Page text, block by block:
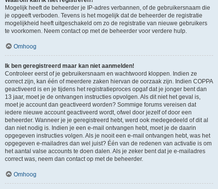
Mogelijk heeft de beheerder je IP-adres verbannen, of de gebruikersnaam die
je opgeeft verboden. Tevens is het mogelijk dat de beheerder de registratie
mogelijkheid heeft uitgeschakeld om zo de registratie van nieuwe gebruikers
te voorkomen. Neem contact op met de beheerder voor verdere hulp.
Omhoog
Ik ben geregistreerd maar kan niet aanmelden!
Controleer eerst of je gebruikersnaam en wachtwoord kloppen. Indien ze
correct zijn, kan één of meerdere zaken hiervan de oorzaak zijn. Indien COPPA
geactiveerd is en je tijdens het registratieproces opgaf dat je jonger bent dan
13 jaar, moet je de ontvangen instructies opvolgen. Als dit niet het geval is,
moet je account dan geactiveerd worden? Sommige forums vereisen dat
iedere nieuwe account geactiveerd wordt, ofwel door jezelf of door een
beheerder. Wanneer je je geregistreerd hebt, werd ook medegedeeld of dit al
dan niet nodig is. Indien je een e-mail ontvangen hebt, moet je de daarin
opgegeven instructies volgen. Als je nooit een e-mail ontvangen hebt, was het
opgegeven e-mailadres dan wel juist? Één van de redenen van activatie is om
het aantal valse accounts te doen dalen. Als je zeker bent dat je e-mailadres
correct was, neem dan contact op met de beheerder.
Omhoog